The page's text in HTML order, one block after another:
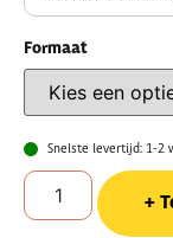
Formaat
Snelste levertijd: 1-2